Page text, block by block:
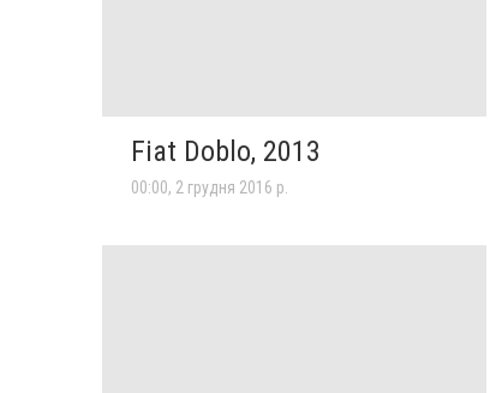
Fiat Doblo, 2013
00:00, 2 грудня 2016 р.